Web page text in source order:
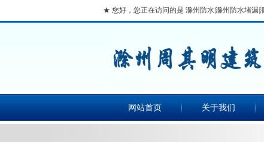
★ 您好，您正在访问的是 滁州防水|滁州防水堵漏|
网站首页 关于我们